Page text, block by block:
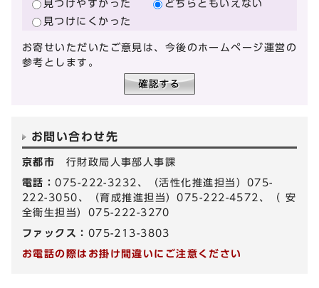
見つけやすかった
どちらともいえない
見つけにくかった
お寄せいただいたご意見は、今後のホームページ運営の
参考とします。
お問い合わせ先
京都市 行財政局人事部人事課
電話：075-222-3232、（活性化推進担当）075-
222-3050、（育成推進担当）075-222-4572、（ 安
全衛生担当）075-222-3270
ファックス： 075-213-3803
お電話の際はお掛け間違いにご注意ください